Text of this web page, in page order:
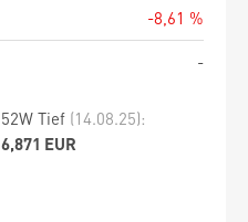
-8,61 %
-
52W Tief (14.08.25):
6,871 EUR